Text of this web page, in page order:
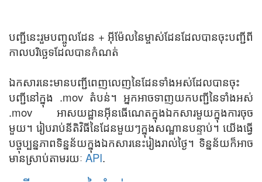
បញ្ជីនេះរួមបញ្ចូលដែន + អ៊ីម៉ែលនៃម្ចាស់ដែនដែលបានចុះបញ្ជីពី
កាលបរិច្ឆេទដែលបានកំណត់
ឯកសារនេះមានបញ្ជីពេញលេញនៃដែនទាំងអស់ដែលបានចុះ
បញ្ជីនៅក្នុង .mov តំបន់។ អ្នកអាចទាញយកបញ្ជីនៃទាំងអស់
.mov អាសយដ្ឋានអ៊ីនធើណេតក្នុងឯកសារមួយក្នុងការចុច
មួយ។ រៀបរាប់នីតិវិធីនៃដែនមួយៗក្នុងសណ្ឋានបន្ទាប់។ យើងធ្វើ
បច្ចុប្បន្នភាពទិន្នន័យក្នុងឯកសារនេះរៀងរាល់ថ្ងៃ។ ទិន្នន័យក៏អាច
មានស្រាប់តាមរយៈ API.